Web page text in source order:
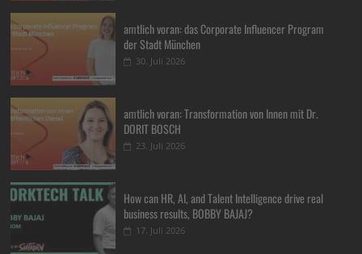
amtlich voran: das Corporate Influencer Program
der Stadt München
30. Juli 2026
amtlich voran: Transformation von Innen mit Dr.
DORIT BOSCH
23. Juli 2026
How can HR, AI, and Talent Intelligence drive real
business results, BOBBY BAJAJ?
17. Juli 2026